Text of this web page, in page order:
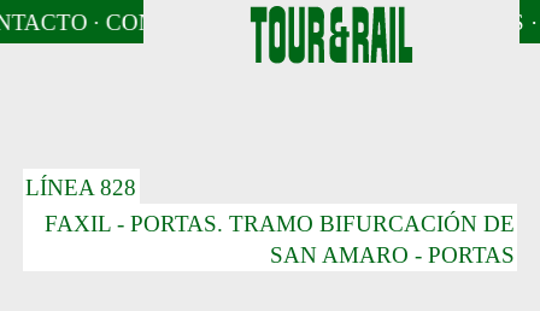
· CONTACTO · CONTACTO · CONTACTO
· NOTICIAS · NOTICIAS · NOTICIAS ·
LÍNEA 828
FAXIL - PORTAS. TRAMO BIFURCACIÓN DE
SAN AMARO - PORTAS